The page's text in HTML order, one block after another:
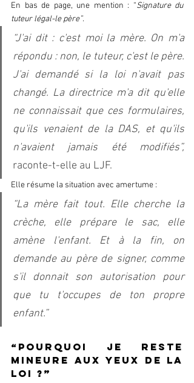
En bas de page, une mention : “Signature du
tuteur légal-le père”.
“J'ai dit : c'est moi la mère. On m'a
répondu : non, le tuteur, c'est le père.
J'ai demandé si la loi n'avait pas
changé. La directrice m'a dit qu'elle
ne connaissait que ces formulaires,
qu'ils venaient de la DAS, et qu'ils
raconte-t-elle au LJF.
Elle résume la situation avec amertume :
“La mère fait tout. Elle cherche la
crèche, elle prépare le sac, elle
amène l'enfant. Et à la fin, on
demande au père de signer, comme
s'il donnait son autorisation pour
que tu t'occupes de ton propre
enfant.”
“Pourquoi je reste
mineure aux yeux de la
loi ?”